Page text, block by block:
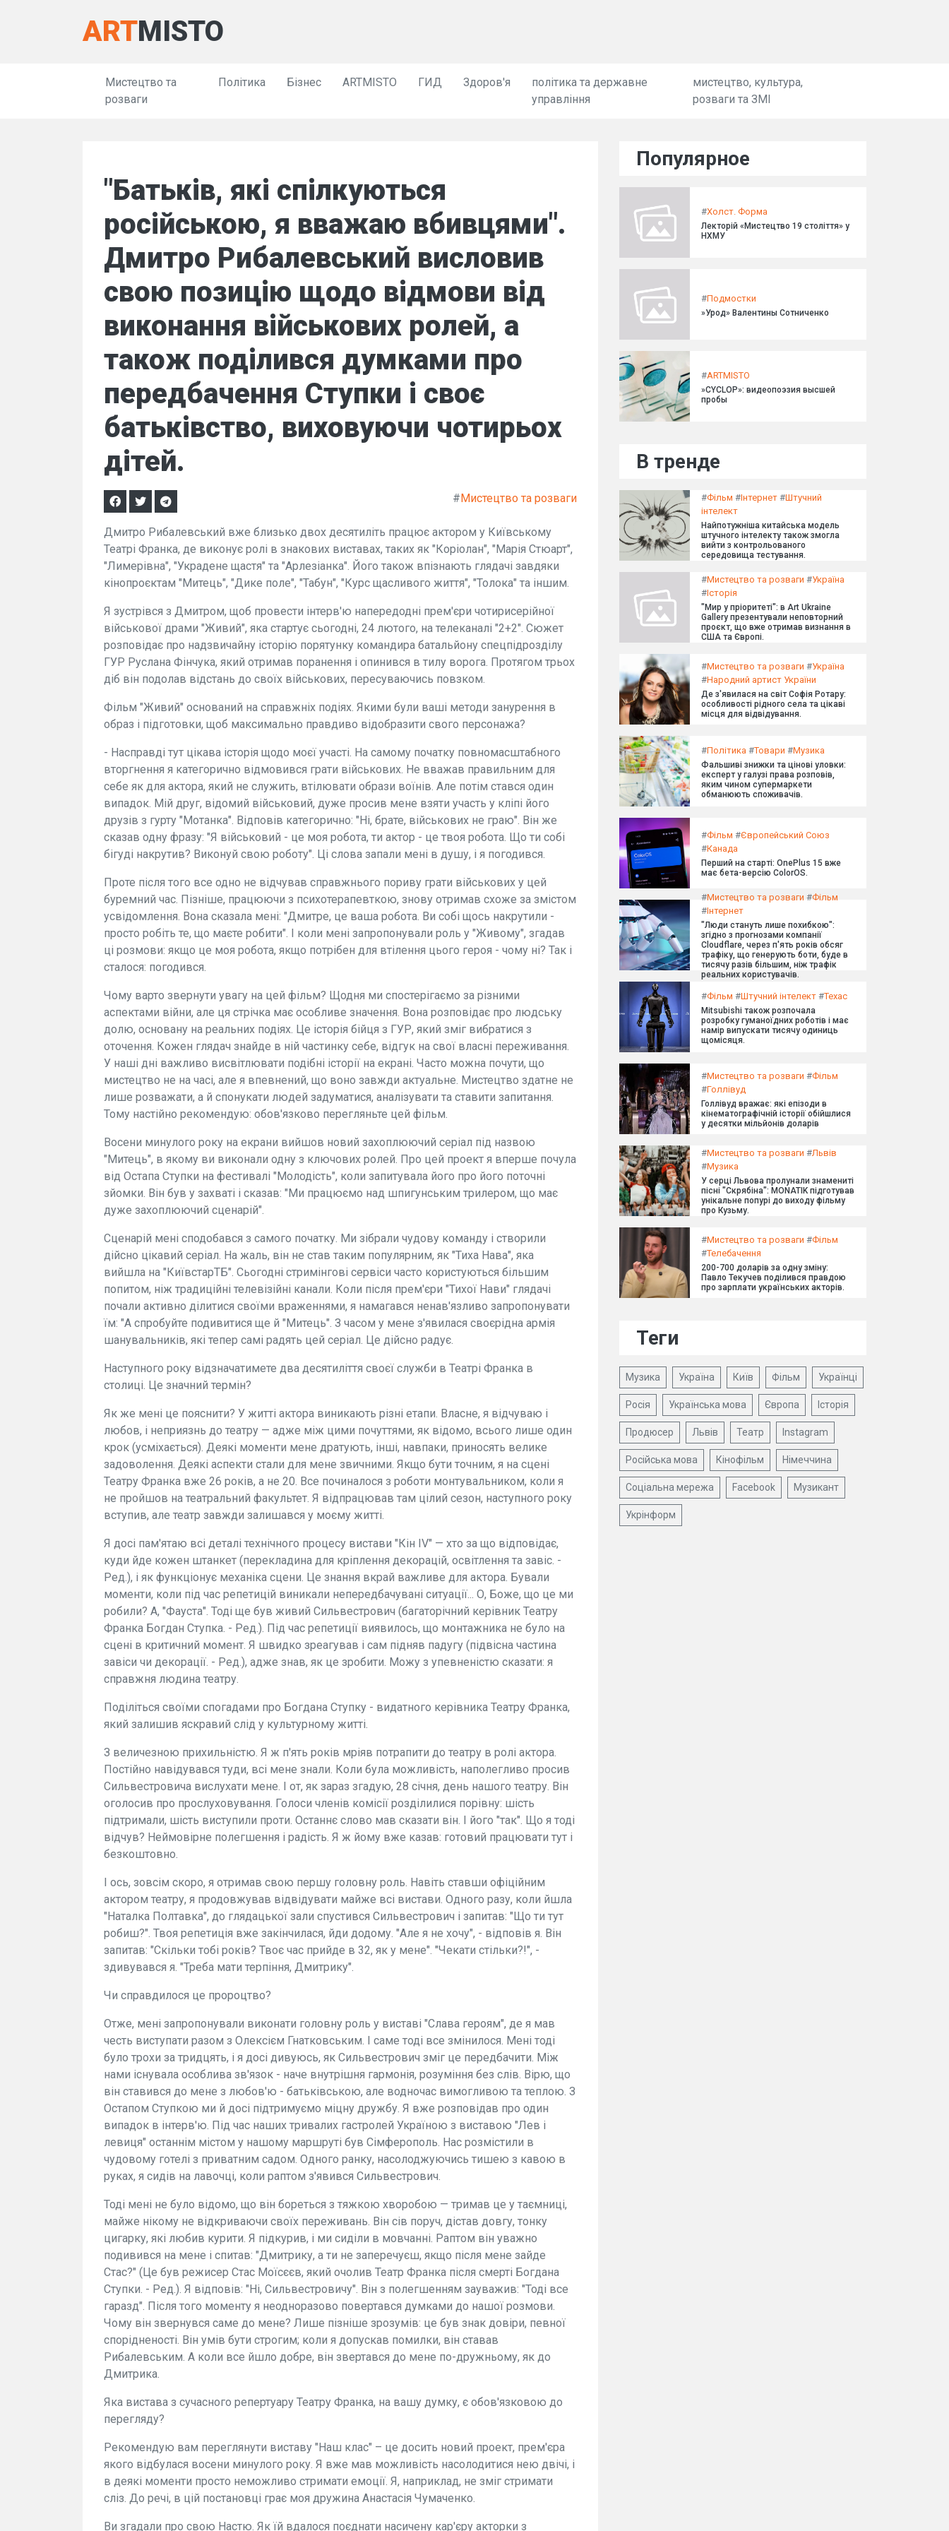
ARTMISTO
Мистецтво та
розваги
Політика Бізнес ARTMISTO ГИД Здоров'я
політика та державне
управління
мистецтво, культура,
розваги та ЗМІ
"Батьків, які спілкуються
російською, я вважаю вбивцями".
Дмитро Рибалевський висловив
свою позицію щодо відмови від
виконання військових ролей, а
також поділився думками про
передбачення Ступки і своє
батьківство, виховуючи чотирьох
дітей.
#Мистецтво та розваги
Дмитро Рибалевський вже близько двох десятиліть працює актором у Київському
Театрі Франка, де виконує ролі в знакових виставах, таких як "Коріолан", "Марія Стюарт",
"Лимерівна", "Украдене щастя" та "Арлезіанка". Його також впізнають глядачі завдяки
кінопроєктам "Митець", "Дике поле", "Табун", "Курс щасливого життя", "Толока" та іншим.
Я зустрівся з Дмитром, щоб провести інтерв'ю напередодні прем'єри чотирисерійної
військової драми "Живий", яка стартує сьогодні, 24 лютого, на телеканалі "2+2". Сюжет
розповідає про надзвичайну історію порятунку командира батальйону спецпідрозділу
ГУР Руслана Фінчука, який отримав поранення і опинився в тилу ворога. Протягом трьох
діб він подолав відстань до своїх військових, пересуваючись повзком.
Фільм "Живий" оснований на справжніх подіях. Якими були ваші методи занурення в
образ і підготовки, щоб максимально правдиво відобразити свого персонажа?
- Насправді тут цікава історія щодо моєї участі. На самому початку повномасштабного
вторгнення я категорично відмовився грати військових. Не вважав правильним для
себе як для актора, який не служить, втілювати образи воїнів. Але потім стався один
випадок. Мій друг, відомий військовий, дуже просив мене взяти участь у кліпі його
друзів з гурту "Мотанка". Відповів категорично: "Ні, брате, військових не граю". Він же
сказав одну фразу: "Я військовий - це моя робота, ти актор - це твоя робота. Що ти собі
бігуді накрутив? Виконуй свою роботу". Ці слова запали мені в душу, і я погодився.
Проте після того все одно не відчував справжнього пориву грати військових у цей
буремний час. Пізніше, працюючи з психотерапевткою, знову отримав схоже за змістом
усвідомлення. Вона сказала мені: "Дмитре, це ваша робота. Ви собі щось накрутили -
просто робіть те, що маєте робити". І коли мені запропонували роль у "Живому", згадав
ці розмови: якщо це моя робота, якщо потрібен для втілення цього героя - чому ні? Так і
сталося: погодився.
Чому варто звернути увагу на цей фільм? Щодня ми спостерігаємо за різними
аспектами війни, але ця стрічка має особливе значення. Вона розповідає про людську
долю, основану на реальних подіях. Це історія бійця з ГУР, який зміг вибратися з
оточення. Кожен глядач знайде в ній частинку себе, відгук на свої власні переживання.
У наші дні важливо висвітлювати подібні історії на екрані. Часто можна почути, що
мистецтво не на часі, але я впевнений, що воно завжди актуальне. Мистецтво здатне не
лише розважати, а й спонукати людей задуматися, аналізувати та ставити запитання.
Тому настійно рекомендую: обов'язково перегляньте цей фільм.
Восени минулого року на екрани вийшов новий захоплюючий серіал під назвою
"Митець", в якому ви виконали одну з ключових ролей. Про цей проект я вперше почула
від Остапа Ступки на фестивалі "Молодість", коли запитувала його про його поточні
зйомки. Він був у захваті і сказав: "Ми працюємо над шпигунським трилером, що має
дуже захоплюючий сценарій".
Сценарій мені сподобався з самого початку. Ми зібрали чудову команду і створили
дійсно цікавий серіал. На жаль, він не став таким популярним, як "Тиха Нава", яка
вийшла на "КиївстарТБ". Сьогодні стримінгові сервіси часто користуються більшим
попитом, ніж традиційні телевізійні канали. Коли після прем'єри "Тихої Нави" глядачі
почали активно ділитися своїми враженнями, я намагався ненав'язливо запропонувати
їм: "А спробуйте подивитися ще й "Митець". З часом у мене з'явилася своєрідна армія
шанувальників, які тепер самі радять цей серіал. Це дійсно радує.
Наступного року відзначатимете два десятиліття своєї служби в Театрі Франка в
столиці. Це значний термін?
Як же мені це пояснити? У житті актора виникають різні етапи. Власне, я відчуваю і
любов, і неприязнь до театру — адже між цими почуттями, як відомо, всього лише один
крок (усміхається). Деякі моменти мене дратують, інші, навпаки, приносять велике
задоволення. Деякі аспекти стали для мене звичними. Якщо бути точним, я на сцені
Театру Франка вже 26 років, а не 20. Все починалося з роботи монтувальником, коли я
не пройшов на театральний факультет. Я відпрацював там цілий сезон, наступного року
вступив, але театр завжди залишався у моєму житті.
Я досі пам'ятаю всі деталі технічного процесу вистави "Кін IV" — хто за що відповідає,
куди йде кожен штанкет (перекладина для кріплення декорацій, освітлення та завіс. -
Ред.), і як функціонує механіка сцени. Це знання вкрай важливе для актора. Бували
моменти, коли під час репетицій виникали непередбачувані ситуації... О, Боже, що це ми
робили? А, "Фауста". Тоді ще був живий Сильвестрович (багаторічний керівник Театру
Франка Богдан Ступка. - Ред.). Під час репетиції виявилось, що монтажника не було на
сцені в критичний момент. Я швидко зреагував і сам підняв падугу (підвісна частина
завіси чи декорації. - Ред.), адже знав, як це зробити. Можу з упевненістю сказати: я
справжня людина театру.
Поділіться своїми спогадами про Богдана Ступку - видатного керівника Театру Франка,
який залишив яскравий слід у культурному житті.
З величезною прихильністю. Я ж п'ять років мріяв потрапити до театру в ролі актора.
Постійно навідувався туди, всі мене знали. Коли була можливість, наполегливо просив
Сильвестровича вислухати мене. І от, як зараз згадую, 28 січня, день нашого театру. Він
оголосив про прослуховування. Голоси членів комісії розділилися порівну: шість
підтримали, шість виступили проти. Останнє слово мав сказати він. І його "так". Що я тоді
відчув? Неймовірне полегшення і радість. Я ж йому вже казав: готовий працювати тут і
безкоштовно.
І ось, зовсім скоро, я отримав свою першу головну роль. Навіть ставши офіційним
актором театру, я продовжував відвідувати майже всі вистави. Одного разу, коли йшла
"Наталка Полтавка", до глядацької зали спустився Сильвестрович і запитав: "Що ти тут
робиш?". Твоя репетиція вже закінчилася, йди додому. "Але я не хочу", - відповів я. Він
запитав: "Скільки тобі років? Твоє час прийде в 32, як у мене". "Чекати стільки?!", -
здивувався я. "Треба мати терпіння, Дмитрику".
Чи справдилося це пророцтво?
Отже, мені запропонували виконати головну роль у виставі "Слава героям", де я мав
честь виступати разом з Олексієм Гнатковським. І саме тоді все змінилося. Мені тоді
було трохи за тридцять, і я досі дивуюсь, як Сильвестрович зміг це передбачити. Між
нами існувала особлива зв'язок - наче внутрішня гармонія, розуміння без слів. Вірю, що
він ставився до мене з любов'ю - батьківською, але водночас вимогливою та теплою. З
Остапом Ступкою ми й досі підтримуємо міцну дружбу. Я вже розповідав про один
випадок в інтерв'ю. Під час наших тривалих гастролей Україною з виставою "Лев і
левиця" останнім містом у нашому маршруті був Сімферополь. Нас розмістили в
чудовому готелі з приватним садом. Одного ранку, насолоджуючись тишею з кавою в
руках, я сидів на лавочці, коли раптом з'явився Сильвестрович.
Тоді мені не було відомо, що він бореться з тяжкою хворобою — тримав це у таємниці,
майже нікому не відкриваючи своїх переживань. Він сів поруч, дістав довгу, тонку
цигарку, які любив курити. Я підкурив, і ми сиділи в мовчанні. Раптом він уважно
подивився на мене і спитав: "Дмитрику, а ти не заперечуєш, якщо після мене зайде
Стас?" (Це був режисер Стас Моїсєєв, який очолив Театр Франка після смерті Богдана
Ступки. - Ред.). Я відповів: "Ні, Сильвестровичу". Він з полегшенням зауважив: "Тоді все
гаразд". Після того моменту я неодноразово повертався думками до нашої розмови.
Чому він звернувся саме до мене? Лише пізніше зрозумів: це був знак довіри, певної
спорідненості. Він умів бути строгим; коли я допускав помилки, він ставав
Рибалевським. А коли все йшло добре, він звертався до мене по-дружньому, як до
Дмитрика.
Яка вистава з сучасного репертуару Театру Франка, на вашу думку, є обов'язковою до
перегляду?
Рекомендую вам переглянути виставу "Наш клас" – це досить новий проект, прем'єра
якого відбулася восени минулого року. Я вже мав можливість насолодитися нею двічі, і
в деякі моменти просто неможливо стримати емоції. Я, наприклад, не зміг стримати
сліз. До речі, в цій постановці грає моя дружина Анастасія Чумаченко.
Ви згадали про свою Настю. Як їй вдалося поєднати насичену кар'єру акторки з
Популярное
#Холст. Форма
Лекторій «Мистецтво 19 століття» у
НХМУ
#Подмостки
»Урод» Валентины Сотниченко
#ARTMISTO
»CYCLOP»: видеопоэзия высшей
пробы
В тренде
#Фільм #Інтернет #Штучний
інтелект
Найпотужніша китайська модель
штучного інтелекту також змогла
вийти з контрольованого
середовища тестування.
#Мистецтво та розваги #Україна
#Історія
"Мир у пріоритеті": в Art Ukraine
Gallery презентували неповторний
проєкт, що вже отримав визнання в
США та Європі.
#Мистецтво та розваги #Україна
#Народний артист України
Де з'явилася на світ Софія Ротару:
особливості рідного села та цікаві
місця для відвідування.
#Політика #Товари #Музика
Фальшиві знижки та цінові уловки:
експерт у галузі права розповів,
яким чином супермаркети
обманюють споживачів.
#Фільм #Європейський Союз
#Канада
Перший на старті: OnePlus 15 вже
має бета-версію ColorOS.
#Мистецтво та розваги #Фільм
#Інтернет
"Люди стануть лише похибкою":
згідно з прогнозами компанії
Cloudflare, через п'ять років обсяг
трафіку, що генерують боти, буде в
тисячу разів більшим, ніж трафік
реальних користувачів.
#Фільм #Штучний інтелект #Техас
Mitsubishi також розпочала
розробку гуманоїдних роботів і має
намір випускати тисячу одиниць
щомісяця.
#Мистецтво та розваги #Фільм
#Голлівуд
Голлівуд вражає: які епізоди в
кінематографічній історії обійшлися
у десятки мільйонів доларів
#Мистецтво та розваги #Львів
#Музика
У серці Львова пролунали знамениті
пісні "Скрябіна": MONATIK підготував
унікальне попурі до виходу фільму
про Кузьму.
#Мистецтво та розваги #Фільм
#Телебачення
200-700 доларів за одну зміну:
Павло Текучев поділився правдою
про зарплати українських акторів.
Теги
Музика Україна Київ Фільм Українці
Росія Українська мова Європа Історія
Продюсер Львів Театр Instagram
Російська мова Кінофільм Німеччина
Соціальна мережа Facebook Музикант
Укрінформ